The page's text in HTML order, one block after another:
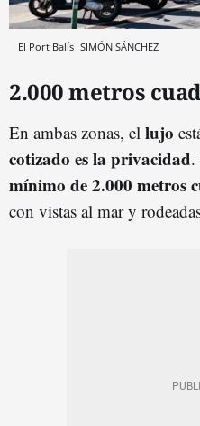
El Port Balís SIMÓN SÁNCHEZ
2.000 metros
En ambas zonas, el lujo
cotizado es la privacidad.
mínimo de 2.000 metros
con vistas al mar y